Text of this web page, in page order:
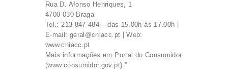
Rua D. Afonso Henriques, 1
4700-030 Braga
Tel.: 213 847 484 – das 15.00h às 17.00h |
E-mail: geral@cniacc.pt | Web:
www.cniacc.pt
Mais informações em Portal do Consumidor
(www.consumidor.gov.pt).”